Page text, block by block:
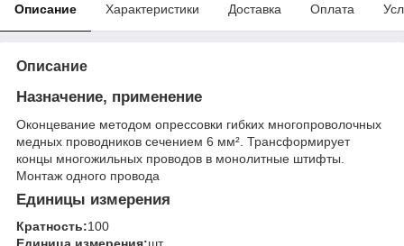
Описание Характеристики Доставка Оплата
Описание
Назначение, применение
Оконцевание методом опрессовки гибких многопроволочных
медных проводников сечением 6 мм². Трансформирует
концы многожильных проводов в монолитные штифты.
Монтаж одного провода
Единицы измерения
Кратность:100